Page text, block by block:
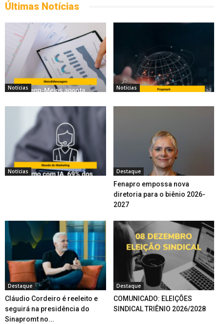
Últimas Notícias
Notícias Notícias
Notícias Destaque
Fenapro empossa nova
diretoria para o biênio 2026-
2027
Destaque
Cláudio Cordeiro é reeleito e
seguirá na presidência do
Sinapromt no...
Destaque
COMUNICADO: ELEIÇÕES
SINDICAL TRIÊNIO 2026/2028